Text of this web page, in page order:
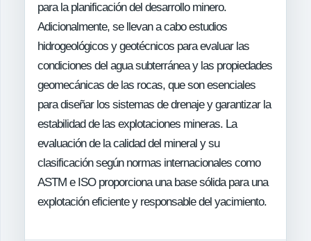
para la planificación del desarrollo minero.
Adicionalmente, se llevan a cabo estudios
hidrogeológicos y geotécnicos para evaluar las
condiciones del agua subterránea y las propiedades
geomecánicas de las rocas, que son esenciales
para diseñar los sistemas de drenaje y garantizar la
estabilidad de las explotaciones mineras. La
evaluación de la calidad del mineral y su
clasificación según normas internacionales como
ASTM e ISO proporciona una base sólida para una
explotación eficiente y responsable del yacimiento.